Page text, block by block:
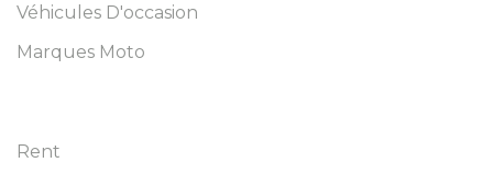
Véhicules D'occasion
Marques Moto
Rent